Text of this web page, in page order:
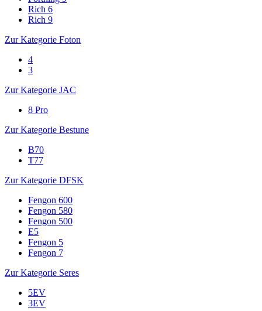
Rich 6
Rich 9
Zur Kategorie Foton
4
3
Zur Kategorie JAC
8 Pro
Zur Kategorie Bestune
B70
T77
Zur Kategorie DFSK
Fengon 600
Fengon 580
Fengon 500
E5
Fengon 5
Fengon 7
Zur Kategorie Seres
5EV
3EV